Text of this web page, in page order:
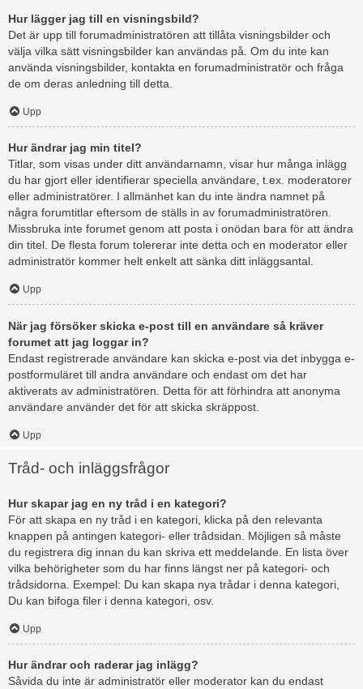
Hur lägger jag till en visningsbild?
Det är upp till forumadministratören att tillåta visningsbilder och
välja vilka sätt visningsbilder kan användas på. Om du inte kan
använda visningsbilder, kontakta en forumadministratör och fråga
de om deras anledning till detta.
Upp
Hur ändrar jag min titel?
Titlar, som visas under ditt användarnamn, visar hur många inlägg
du har gjort eller identifierar speciella användare, t.ex. moderatorer
eller administratörer. I allmänhet kan du inte ändra namnet på
några forumtitlar eftersom de ställs in av forumadministratören.
Missbruka inte forumet genom att posta i onödan bara för att ändra
din titel. De flesta forum tolererar inte detta och en moderator eller
administratör kommer helt enkelt att sänka ditt inläggsantal.
Upp
När jag försöker skicka e-post till en användare så kräver
forumet att jag loggar in?
Endast registrerade användare kan skicka e-post via det inbygga e-
postformuläret till andra användare och endast om det har
aktiverats av administratören. Detta för att förhindra att anonyma
användare använder det för att skicka skräppost.
Upp
Tråd- och inläggsfrågor
Hur skapar jag en ny tråd i en kategori?
För att skapa en ny tråd i en kategori, klicka på den relevanta
knappen på antingen kategori- eller trådsidan. Möjligen så måste
du registrera dig innan du kan skriva ett meddelande. En lista över
vilka behörigheter som du har finns längst ner på kategori- och
trådsidorna. Exempel: Du kan skapa nya trådar i denna kategori,
Du kan bifoga filer i denna kategori, osv.
Upp
Hur ändrar och raderar jag inlägg?
Såvida du inte är administratör eller moderator kan du endast